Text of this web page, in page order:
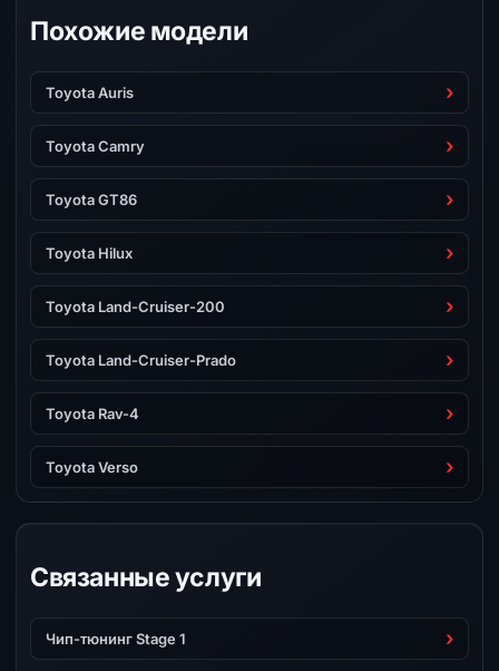
Похожие модели
Toyota Auris
Toyota Camry
Toyota GT86
Toyota Hilux
Toyota Land-Cruiser-200
Toyota Land-Cruiser-Prado
Toyota Rav-4
Toyota Verso
Связанные услуги
Чип-тюнинг Stage 1